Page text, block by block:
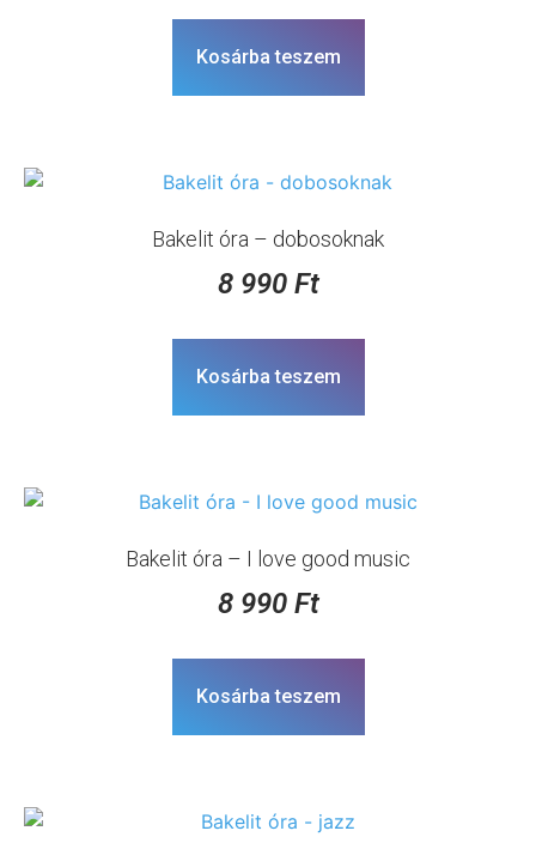
Kosárba teszem
Bakelit óra – dobosoknak
8 990 Ft
Kosárba teszem
Bakelit óra – I love good music
8 990 Ft
Kosárba teszem